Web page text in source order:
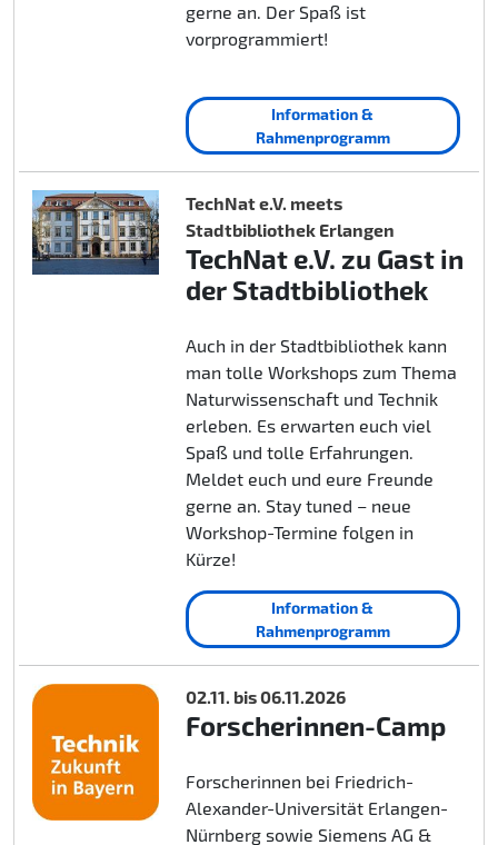
gerne an. Der Spaß ist
vorprogrammiert!
Information &
Rahmenprogramm
TechNat e.V. meets
Stadtbibliothek Erlangen
TechNat e.V. zu Gast in
der Stadtbibliothek
Auch in der Stadtbibliothek kann
man tolle Workshops zum Thema
Naturwissenschaft und Technik
erleben. Es erwarten euch viel
Spaß und tolle Erfahrungen.
Meldet euch und eure Freunde
gerne an. Stay tuned – neue
Workshop-Termine folgen in
Kürze!
Information &
Rahmenprogramm
02.11. bis 06.11.2026
Forscherinnen-Camp
Forscherinnen bei Friedrich-
Alexander-Universität Erlangen-
Nürnberg sowie Siemens AG &